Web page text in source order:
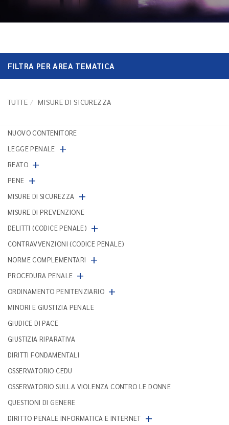
FILTRA PER AREA TEMATICA
TUTTE MISURE DI SICUREZZA
NUOVO CONTENITORE
LEGGE PENALE +
REATO +
PENE +
MISURE DI SICUREZZA +
MISURE DI PREVENZIONE
DELITTI (CODICE PENALE) +
CONTRAVVENZIONI (CODICE PENALE)
NORME COMPLEMENTARI
+
PROCEDURA PENALE +
ORDINAMENTO PENITENZIARIO +
MINORI E GIUSTIZIA PENALE
GIUDICE DI PACE
GIUSTIZIA RIPARATIVA
DIRITTI FONDAMENTALI
OSSERVATORIO CEDU
OSSERVATORIO SULLA VIOLENZA CONTRO LE DONNE
QUESTIONI DI GENERE
DIRITTO PENALE INFORMATICA E INTERNET +